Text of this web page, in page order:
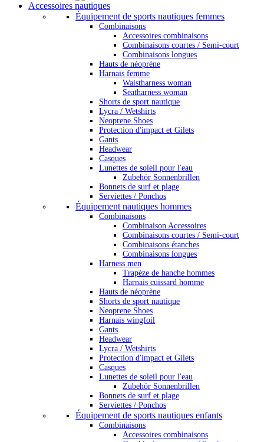
Accessoires nautiques
Équipement de sports nautiques femmes
Combinaisons
Accessoires combinaisons
Combinaisons courtes / Semi-court
Combinaisons longues
Hauts de néoprène
Harnais femme
Waistharness woman
Seatharness woman
Shorts de sport nautique
Lycra / Wetshirts
Neoprene Shoes
Protection d'impact et Gilets
Gants
Headwear
Casques
Lunettes de soleil pour l'eau
Zubehör Sonnenbrillen
Bonnets de surf et plage
Serviettes / Ponchos
Équipement nautiques hommes
Combinaisons
Combinaison Accessoires
Combinaisons courtes / Semi-court
Combinaisons étanches
Combinaisons longues
Harness men
Trapèze de hanche hommes
Harnais cuissard homme
Hauts de néoprène
Shorts de sport nautique
Neoprene Shoes
Harnais wingfoil
Gants
Headwear
Lycra / Wetshirts
Protection d'impact et Gilets
Casques
Lunettes de soleil pour l'eau
Zubehör Sonnenbrillen
Bonnets de surf et plage
Serviettes / Ponchos
Équipement de sports nautiques enfants
Combinaisons
Accessoires combinaisons